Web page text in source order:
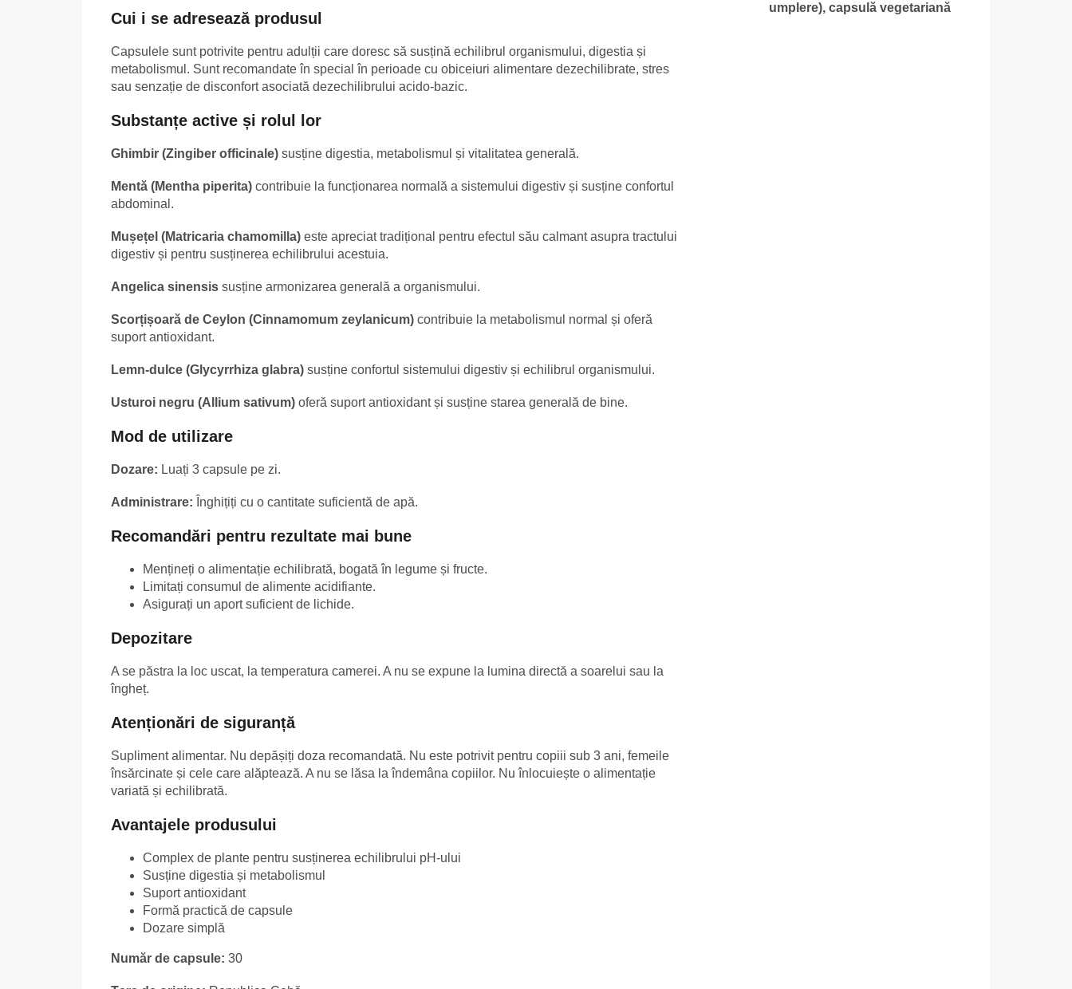
Cui i se adresează produsul
Capsulele sunt potrivite pentru adulții care doresc să susțină echilibrul organismului, digestia și
metabolismul. Sunt recomandate în special în perioade cu obiceiuri alimentare dezechilibrate, stres
sau senzație de disconfort asociată dezechilibrului acido-bazic.
Substanțe active și rolul lor
Ghimbir (Zingiber officinale) susține digestia, metabolismul și vitalitatea generală.
Mentă (Mentha piperita) contribuie la funcționarea normală a sistemului digestiv și susține confortul
abdominal.
Mușețel (Matricaria chamomilla) este apreciat tradițional pentru efectul său calmant asupra tractului
digestiv și pentru susținerea echilibrului acestuia.
Angelica sinensis susține armonizarea generală a organismului.
Scorțișoară de Ceylon (Cinnamomum zeylanicum) contribuie la metabolismul normal și oferă
suport antioxidant.
Lemn-dulce (Glycyrrhiza glabra) susține confortul sistemului digestiv și echilibrul organismului.
Usturoi negru (Allium sativum) oferă suport antioxidant și susține starea generală de bine.
Mod de utilizare
Dozare: Luați 3 capsule pe zi.
Administrare: Înghițiți cu o cantitate suficientă de apă.
Recomandări pentru rezultate mai bune
Mențineți o alimentație echilibrată, bogată în legume și fructe.
Limitați consumul de alimente acidifiante.
Asigurați un aport suficient de lichide.
Depozitare
A se păstra la loc uscat, la temperatura camerei. A nu se expune la lumina directă a soarelui sau la
îngheț.
Atenționări de siguranță
Supliment alimentar. Nu depășiți doza recomandată. Nu este potrivit pentru copiii sub 3 ani, femeile
însărcinate și cele care alăptează. A nu se lăsa la îndemâna copiilor. Nu înlocuiește o alimentație
variată și echilibrată.
Avantajele produsului
Complex de plante pentru susținerea echilibrului pH-ului
Susține digestia și metabolismul
Suport antioxidant
Formă practică de capsule
Dozare simplă
Număr de capsule: 30
umplere), capsulă vegetariană